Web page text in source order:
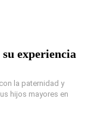
experiencia
la paternidad y
hijos mayores en